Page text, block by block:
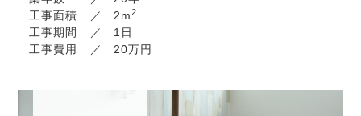
工事面積
2m2
工事期間
1日
工事費用
20万円